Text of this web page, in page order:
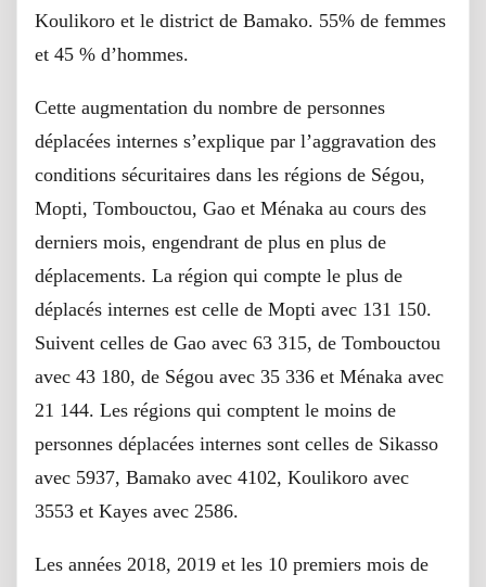
Koulikoro et le district de Bamako. 55% de femmes
et 45 % d’hommes.
Cette augmentation du nombre de personnes
déplacées internes s’explique par l’aggravation des
conditions sécuritaires dans les régions de Ségou,
Mopti, Tombouctou, Gao et Ménaka au cours des
derniers mois, engendrant de plus en plus de
déplacements. La région qui compte le plus de
déplacés internes est celle de Mopti avec 131 150.
Suivent celles de Gao avec 63 315, de Tombouctou
avec 43 180, de Ségou avec 35 336 et Ménaka avec
21 144. Les régions qui comptent le moins de
personnes déplacées internes sont celles de Sikasso
avec 5937, Bamako avec 4102, Koulikoro avec
3553 et Kayes avec 2586.
Les années 2018, 2019 et les 10 premiers mois de